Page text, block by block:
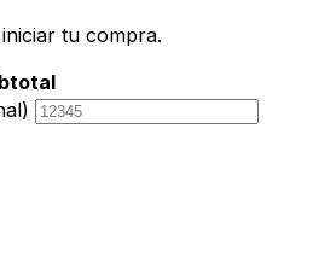
tu compra.